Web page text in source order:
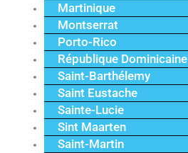
Martinique
Montserrat
Porto-Rico
République Dominicaine
Saint-Barthélemy
Saint Eustache
Sainte-Lucie
Sint Maarten
Saint-Martin